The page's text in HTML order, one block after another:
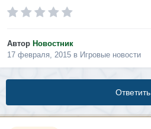
Автор Новостник
17 февраля, 2015 в Игровые новости
Ответить